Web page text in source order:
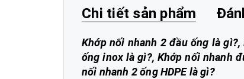
Chi tiết sản phẩm
Khớp nối nhanh 2 đầu ống là
ống inox là gì?, Khớp nối nhanh
nối nhanh 2 ống HDPE là gì?